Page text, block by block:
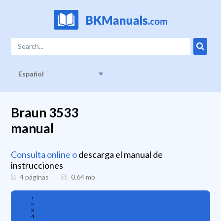
Español
Braun 3533
manual
Consulta online odescarga el manual de
instrucciones
4 páginas 0.64mb
1
2
3
4